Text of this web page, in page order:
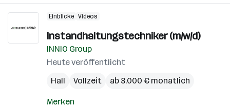
Einblicke Videos
Instandhaltungstechniker (m/w/d)
INNIO Group
Heute veröffentlicht
Hall
Vollzeit ab 3.000 € monatlich
Merken